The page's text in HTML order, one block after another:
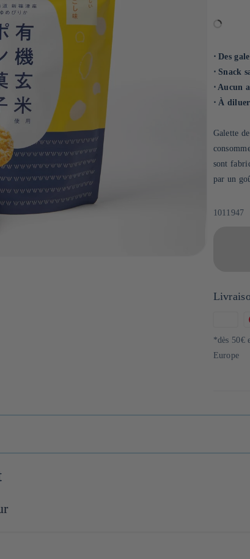
⋅ Des
⋅ Snack
⋅ Aucun
⋅ À
Galette
sont
par un
SKU:
1011947
de
paiement
*dès 50€
Europe
la riziculture au nord du Japon, Sawada Beikokuten est une